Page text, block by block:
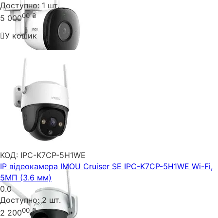
Доступно: 1 шт.
5 00000 ₴
У кошик
КОД: IPC-K7CP-5H1WE
IP відеокамера IMOU Cruiser SE IPC-K7CP-5H1WE Wi-Fi,
5МП (3.6 мм)
0.0
Доступно: 2 шт.
2 20000 ₴